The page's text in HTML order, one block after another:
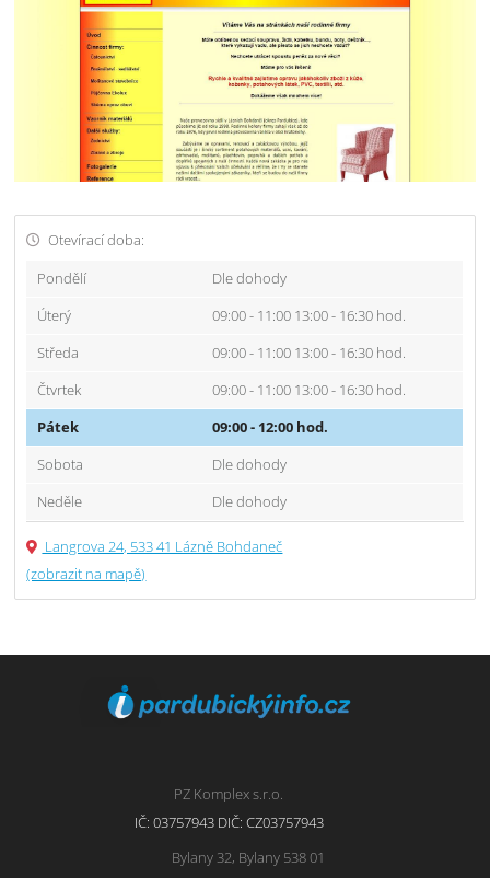
Otevírací doba:
Pondělí
Dle dohody
Úterý
09:00 - 11:00 13:00 - 16:30 hod.
Středa
09:00 - 11:00 13:00 - 16:30 hod.
Čtvrtek
09:00 - 11:00 13:00 - 16:30 hod.
Pátek
09:00 - 12:00 hod.
Sobota
Dle dohody
Neděle
Dle dohody
Langrova 24, 533 41 Lázně Bohdaneč
(zobrazit na mapě)
PZ Komplex s.r.o.
IČ: 03757943 DIČ: CZ03757943
Bylany 32, Bylany 538 01